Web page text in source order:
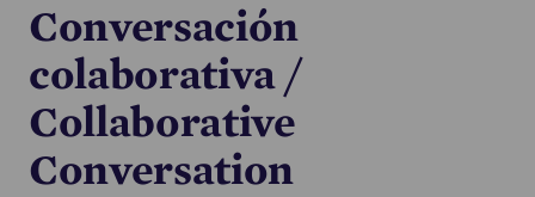
Conversación
colaborativa /
Collaborative
Conversation